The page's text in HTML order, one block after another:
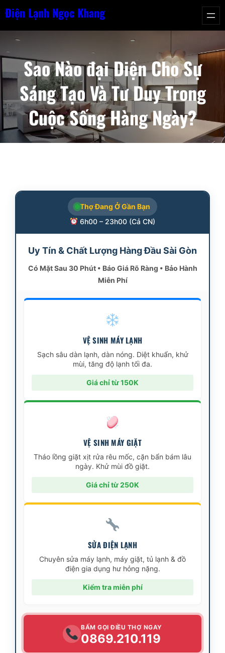
Chuyển
nội
Điện Lạnh Ngọc Khang
Sao Nào đại Diện Cho Sự
Sáng Tạo Và Tư Duy Trong
Cuộc Sống Hàng Ngày?
Thợ Đang Ở Gần Bạn
6h00 – 23h00 (Cả CN)
Uy Tín & Chất Lượng Hàng Đầu Sài Gòn
Có Mặt Sau 30 Phút • Báo Giá Rõ Ràng • Bảo Hành
Miễn Phí
VỆ SINH MÁY LẠNH
Sạch sâu dàn lạnh, dàn nóng. Diệt khuẩn, khử
mùi, tăng độ lạnh tối đa.
Giá chỉ từ 150K
VỆ SINH MÁY GIẶT
Tháo lồng giặt xịt rửa rêu mốc, cặn bẩn bám lâu
ngày. Khử mùi đồ giặt.
Giá chỉ từ 250K
SỬA ĐIỆN LẠNH
Chuyên sửa máy lạnh, máy giặt, tủ lạnh & đồ
điện gia dụng hư hỏng nặng.
Kiểm tra miễn phí
BẤM GỌI ĐIỀU THỢ NGAY
0869.210.119